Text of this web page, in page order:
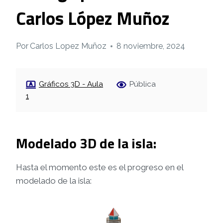
Carlos López Muñoz
Por Carlos Lopez Muñoz 8 noviembre, 2024
Gráficos 3D - Aula
1
Pública
Modelado 3D de la isla:
Hasta el momento este es el progreso en el
modelado de la isla: